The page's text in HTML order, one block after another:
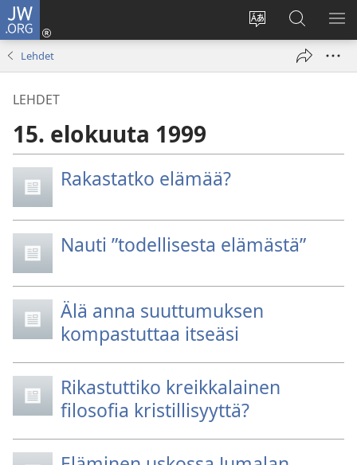
JW.ORG
Vaihda
sivuston
Kirjaudu
(avaa
Hae
JW.ORG-
sivustolta
Lehdet
LEHDET
15. elokuuta 1999
Rakastatko elämää?
Nauti ”todellisesta elämästä”
Älä anna suuttumuksen
kompastuttaa itseäsi
Rikastuttiko kreikkalainen
filosofia kristillisyyttä?